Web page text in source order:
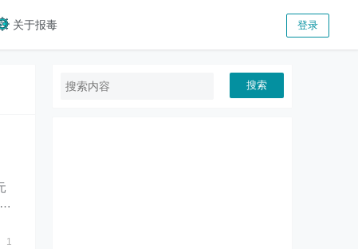
关于报毒 登录
1
搜索